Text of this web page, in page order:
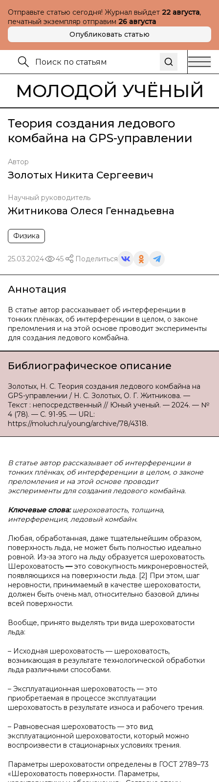
Отправьте статью сегодня! Журнал выйдет 22 августа,
печатный экземпляр отправим 26 августа
Опубликовать статью
МОЛОДОЙ УЧЁНЫЙ
Теория создания ледового
комбайна на GPS-управлении
Автор
Золотых Никита Сергеевич
Научный руководитель
Житникова Олеся Геннадьевна
Физика
25.03.2024 45 Поделиться
Аннотация
В статье автор рассказывает об интерференции в
тонких плёнках, об интерференции в целом, о законе
преломления и на этой основе проводит эксперименты
для создания ледового комбайна.
Библиографическое описание
Золотых, Н. С. Теория создания ледового комбайна на
GPS-управлении / Н. С. Золотых, О. Г. Житникова. —
Текст : непосредственный // Юный ученый. — 2024. — №
4 (78). — С. 91-95. — URL:
https://moluch.ru/young/archive/78/4318.
В статье автор рассказывает об интерференции в
тонких плёнках, об интерференции в целом, о законе
преломления и на этой основе проводит
эксперименты для создания ледового комбайна.
Ключевые слова:шероховатость, толщина,
интерференция, ледовый комбайн.
Любая, обработанная, даже тщательнейшим образом,
поверхность льда, не может быть полностью идеально
ровной. Из-за этого на льду образуется шероховатость.
Шероховатость —это совокупность микронеровностей,
появляющихся на поверхности льда. [2] При этом, шаг
неровности, принимаемый в качестве шероховатости,
должен быть очень мал, относительно базовой длины
всей поверхности.
Вообще, принято выделять три вида шероховатости
льда:
– Исходная шероховатость — шероховатость,
возникающая в результате технологической обработки
льда различными способами.
– Эксплуатационная шероховатость — это
приобретаемая в процессе эксплуатации
шероховатость в результате износа и рабочего трения.
– Равновесная шероховатость — это вид
эксплуатационной шероховатости, который можно
воспроизвести в стационарных условиях трения.
Параметры шероховатости определены в ГОСТ 2789–73
«Шероховатость поверхности. Параметры,